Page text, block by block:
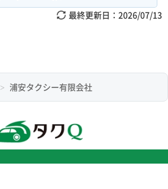
最終更新日： 2026/07/13
浦安タクシー有限会社